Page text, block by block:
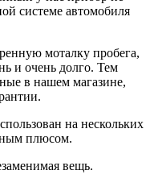
системе автомобиля
моталку пробега,
и очень долго. Тем
в нашем магазине,
на нескольких
плюсом.
вещь.